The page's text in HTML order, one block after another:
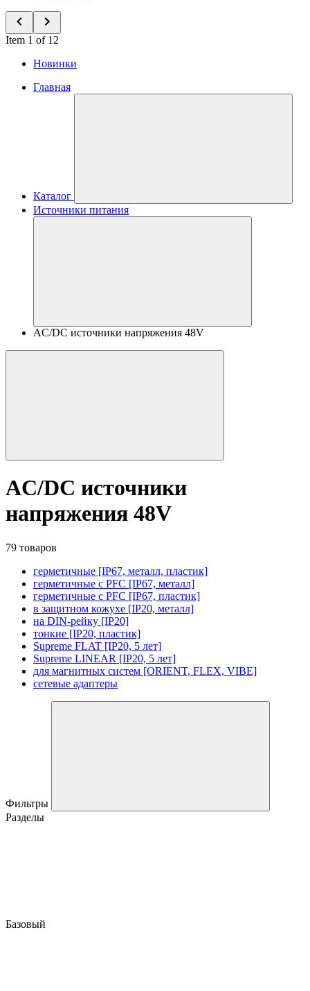
Item 1 of 12
Новинки
Главная
Каталог
Источники питания
AC/DC источники напряжения 48V
AC/DC источники
напряжения 48V
79 товаров
герметичные [IP67, металл, пластик]
герметичные с PFC [IP67, металл]
герметичные с PFC [IP67, пластик]
в защитном кожухе [IP20, металл]
на DIN-рейку [IP20]
тонкие [IP20, пластик]
Supreme FLAT [IP20, 5 лет]
Supreme LINEAR [IP20, 5 лет]
для магнитных систем [ORIENT, FLEX, VIBE]
сетевые адаптеры
Фильтры
Разделы
Базовый